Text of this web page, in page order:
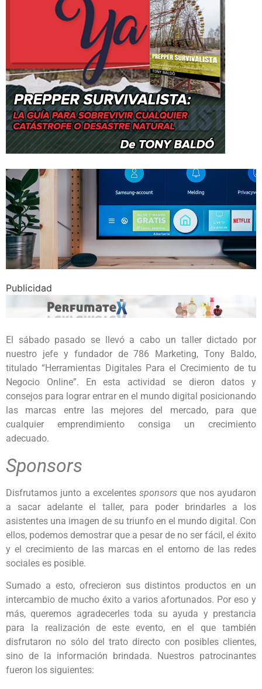
Publicidad
El sábado pasado se llevó a cabo un taller dictado por
nuestro jefe y fundador de 786 Marketing, Tony Baldo,
titulado “Herramientas Digitales Para el Crecimiento de tu
Negocio Online”. En esta actividad se dieron datos y
consejos para lograr entrar en el mundo digital posicionando
las marcas entre las mejores del mercado, para que
cualquier emprendimiento consiga un crecimiento
adecuado.
Sponsors
Disfrutamos junto a excelentessponsors que nos ayudaron
a sacar adelante el taller, para poder brindarles a los
asistentes una imagen de su triunfo en el mundo digital. Con
ellos, podemos demostrar que a pesar de no ser fácil, el éxito
y el crecimiento de las marcas en el entorno de las redes
sociales es posible.
Sumado a esto, ofrecieron sus distintos productos en un
intercambio de mucho éxito a varios afortunados. Por eso y
más, queremos agradecerles toda su ayuda y prestancia
para la realización de este evento, en el que también
disfrutaron no sólo del trato directo con posibles clientes,
sino de la información brindada. Nuestros patrocinantes
fueron los siguientes: